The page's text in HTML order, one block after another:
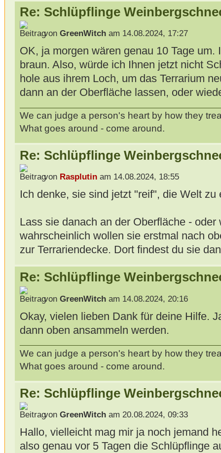
Re: Schlüpflinge
von GreenWitcham 14.08.2024, 17:27
OK, ja morgen wären genau 10 Tage um.
braun. Also, würde ich Ihnen jetzt nicht
hole aus ihrem Loch, um das Terrarium
dann an der Oberfläche lassen, oder
We can judge a person's heart by how they
What goes around - come around.
Re: Schlüpflinge
von Rasplutinam 14.08.2024, 18:55
Ich denke, sie sind jetzt "reif", die Welt zu
Lass sie danach an der Oberfläche -
wahrscheinlich wollen sie erstmal nach
zur Terrariendecke. Dort findest du sie
Re: Schlüpflinge
von GreenWitcham 14.08.2024, 20:16
Okay, vielen lieben Dank für deine Hilfe.
dann oben ansammeln werden.
We can judge a person's heart by how they
What goes around - come around.
Re: Schlüpflinge
von GreenWitcham 20.08.2024, 09:33
Hallo, vielleicht mag mir ja noch jemand
also genau vor 5 Tagen die Schlüpflinge